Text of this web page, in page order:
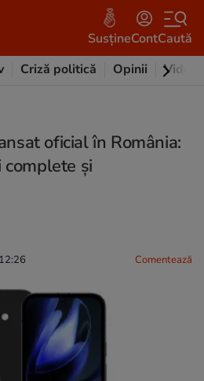
SusțineContCaută
Criză politică Opinii Video
oficial în România:
complete și
Comentează